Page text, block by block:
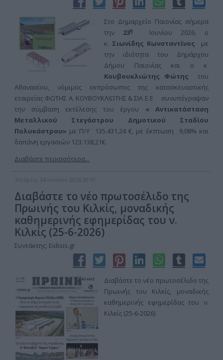
Στο Δημαρχείο Παιονίας σήμερα
την 23η
Ιουνίου 2026, ο
κ. Σιωνίδης Κωνσταντίνος
με
την ιδιότητα του Δημάρχου
Δήμου Παιονίας και ο κ
Κουβουκλιώτης Φώτης του
Αθανασίου, νόμιμος εκπρόσωπος της κατασκευαστικής
εταιρείας ΦΩΤΗΣ Α. ΚΟΥΒΟΥΚΛΙΩΤΗΣ & ΣΙΑ Ε.Ε συνυπέγραψαν
την σύμβαση εκτέλεσης του έργου « Αντικατάσταση
Μεταλλικού Στεγάστρου Δημοτικού Σταδίου
Πολυκάστρου» με Π/Υ 135.431,24 €, με έκπτωση 9,08% και
δαπάνη εργασιών 123.138,21€.
Διαβάστε περισσότερα...
Τετάρτη, 24 Ιουνίου 2026 20:41
Διαβάστε το νέο πρωτοσέλιδο της
Πρωινής του Κιλκίς, μοναδικής
καθημερινής εφημερίδας του ν.
Κιλκίς (25-6-2026)
Συντάκτης: Eidisis.gr
Διαβάστε το νέο πρωτοσέλιδο της
Πρωινής του Κιλκίς, μοναδικής
καθημερινής εφημερίδας του ν.
Κιλκίς (25-6-2026)